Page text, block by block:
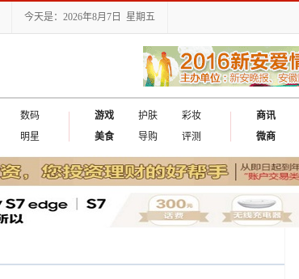
今天是：2026年8月7日 星期五
数码
明星
游戏 护肤
彩妆
美食
导购 评测
商讯
微商